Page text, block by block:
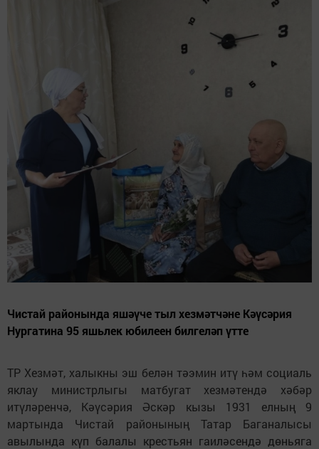
Чистай районында яшәүче тыл хезмәтчәне Кәүсәрия
Нургатина 95 яшьлек юбилеен билгеләп үтте
ТР Хезмәт, халыкны эш белән тәэмин итү һәм социаль
яклау министрлыгы матбугат хезмәтендә хәбәр
итүләренчә, Кәүсәрия Әскәр кызы 1931 елның 9
мартында Чистай районының Татар Баганалысы
авылында күп балалы крестьян гаиләсендә дөньяга